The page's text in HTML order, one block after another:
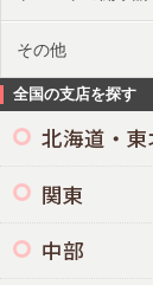
その他
全国の支店を探す
北海道・東
関東
中部